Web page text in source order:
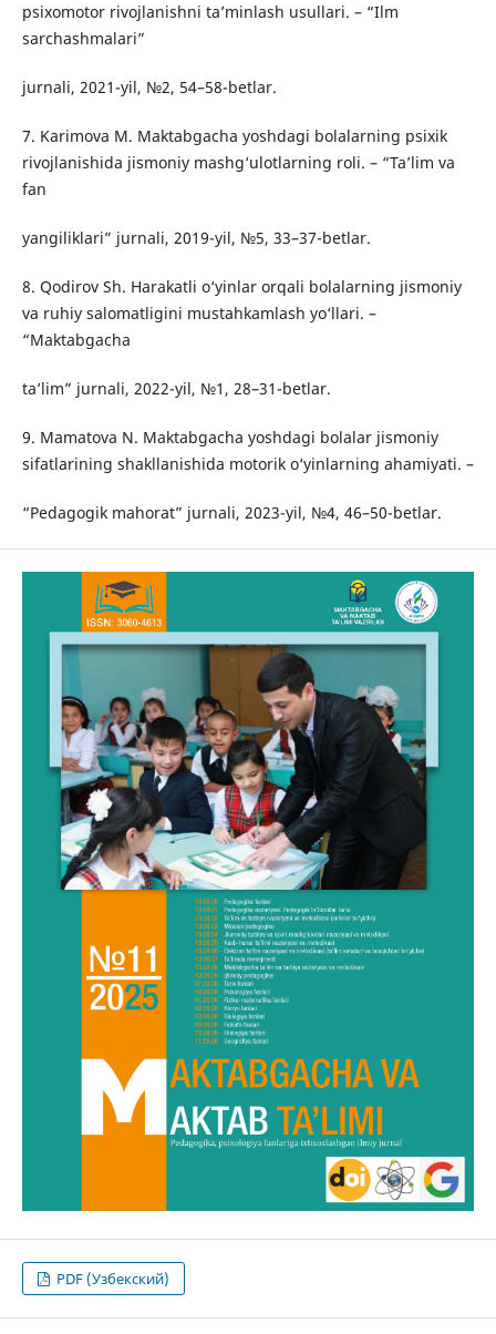
psixomotor rivojlanishni ta’minlash usullari. – “Ilm
sarchashmalari”
jurnali, 2021-yil, №2, 54–58-betlar.
7. Karimova M. Maktabgacha yoshdagi bolalarning psixik
rivojlanishida jismoniy mashg‘ulotlarning roli. – “Ta’lim va
fan
yangiliklari” jurnali, 2019-yil, №5, 33–37-betlar.
8. Qodirov Sh. Harakatli o‘yinlar orqali bolalarning jismoniy
va ruhiy salomatligini mustahkamlash yo‘llari. –
“Maktabgacha
ta’lim” jurnali, 2022-yil, №1, 28–31-betlar.
9. Mamatova N. Maktabgacha yoshdagi bolalar jismoniy
sifatlarining shakllanishida motorik o‘yinlarning ahamiyati. –
“Pedagogik mahorat” jurnali, 2023-yil, №4, 46–50-betlar.
PDF (Узбекский)